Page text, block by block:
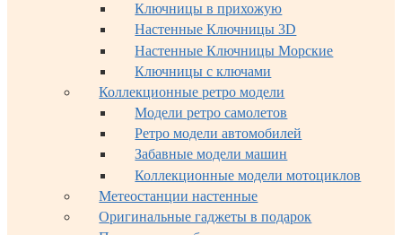
Ключницы в прихожую
Настенные Ключницы 3D
Настенные Ключницы Морские
Ключницы с ключами
Коллекционные ретро модели
Модели ретро самолетов
Ретро модели автомобилей
Забавные модели машин
Коллекционные модели мотоциклов
Метеостанции настенные
Оригинальные гаджеты в подарок